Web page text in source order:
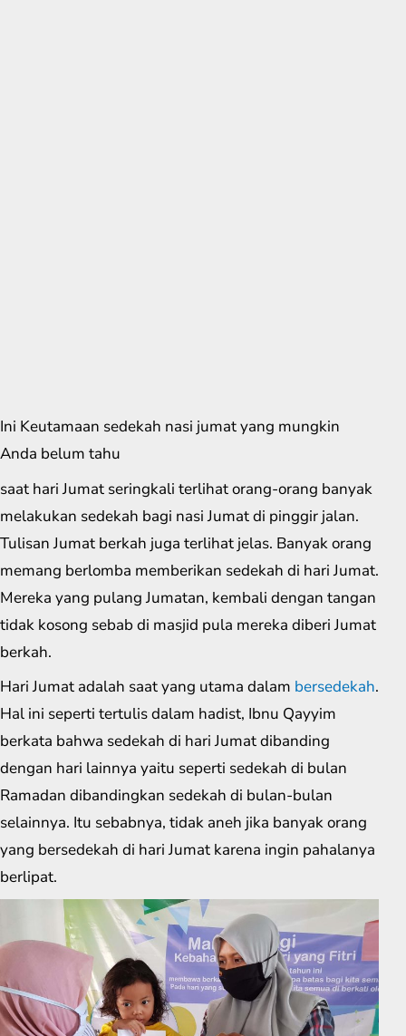
Ini Keutamaan sedekah nasi jumat yang mungkin
Anda belum tahu
saat hari Jumat seringkali terlihat orang-orang banyak
melakukan sedekah bagi nasi Jumat di pinggir jalan.
Tulisan Jumat berkah juga terlihat jelas. Banyak orang
memang berlomba memberikan sedekah di hari Jumat.
Mereka yang pulang Jumatan, kembali dengan tangan
tidak kosong sebab di masjid pula mereka diberi Jumat
berkah.
Hari Jumat adalah saat yang utama dalam bersedekah.
Hal ini seperti tertulis dalam hadist, Ibnu Qayyim
berkata bahwa sedekah di hari Jumat dibanding
dengan hari lainnya yaitu seperti sedekah di bulan
Ramadan dibandingkan sedekah di bulan-bulan
selainnya. Itu sebabnya, tidak aneh jika banyak orang
yang bersedekah di hari Jumat karena ingin pahalanya
berlipat.